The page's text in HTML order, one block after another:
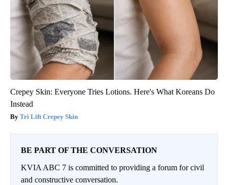
Crepey Skin: Everyone Tries Lotions. Here's What Koreans Do
Instead
Tri Lift Crepey Skin
BE PART OF THE CONVERSATION
KVIA ABC 7 is committed to providing a forum for civil
and constructive conversation.